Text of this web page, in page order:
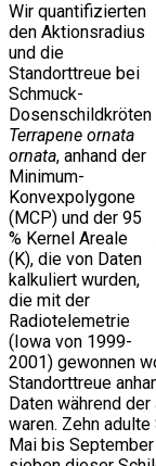
Wir quantifizierten
den Aktionsradius
und die
Standorttreue bei
Schmuck-
Dosenschildkröten
Terrapene ornata
ornata, anhand der
Minimum-
Konvexpolygone
(MCP) und der 95
% Kernel Areale
(K), die von Daten
kalkuliert wurden,
die mit der
Radiotelemetrie
(Iowa von 1999-
2001) gewonnen
Standorttreue
Daten während
waren. Zehn
Mai bis